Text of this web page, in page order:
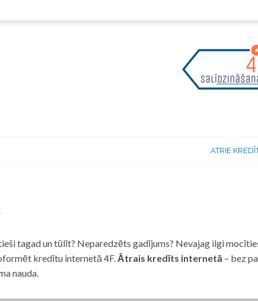
ATRIE
tagad un tūlīt? Neparedzēts gadījums? Nevajag ilgi
kredītu internetā 4F. Ātrais kredīts internetā – bez
nauda.